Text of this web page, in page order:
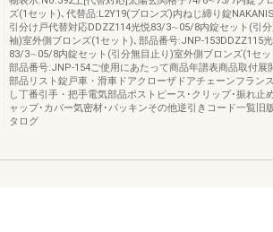
ズ(1セット)､代替品:L2Y19(ブロンズ)内ねじ締り錠
引分け戸代替対応DDZZ114光悦83/3∼05/8内錠セット(引分
袖)室外側ブロンズ(1セット)､部品番号:JNP-153DDZZ115
83/3∼05/8内錠セット(引分無目止り)室外側ブロンズ(1セッ
部品番号:JNP-154ご使用にあたって商品年譜表商品取付展
部品リスト錠戸車・滑車ドアクローザドアチェーンフラン
し丁番引手・把手電気部品ポストピース･クリップ･振れ止
ャップ･カバー気密材･パッキンその他逆引きコード一覧旧
タログ